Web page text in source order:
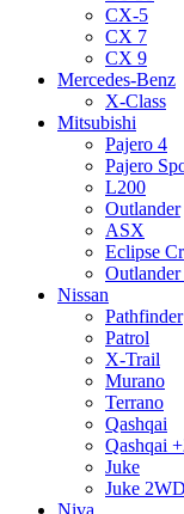
CX-5
CX 7
CX 9
Mercedes-Benz
X-Class
Mitsubishi
Pajero 4
Pajero
L200
Outlander
ASX
Eclipse
Nissan
Pathfinder
Patrol
X-Trail
Murano
Terrano
Qashqai
Qashqai
Juke
Juke 2WD
Niva